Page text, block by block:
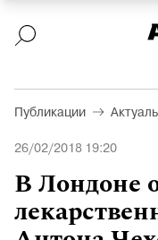
Публикации
26/02/2018 19:20
В Лондоне